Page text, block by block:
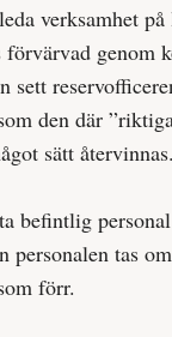
verksamhet
genom
den där
sätt åter­vinnas.
befintlig
personalen tas
förr.